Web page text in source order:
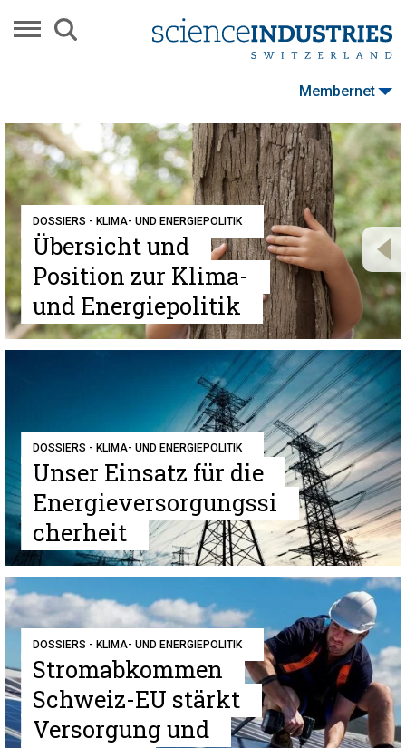
Membernet
DOSSIERS - KLIMA- UND ENERGIEPOLITIK
Übersicht und
Position zur Klima-
und Energiepolitik
DOSSIERS - KLIMA- UND ENERGIEPOLITIK
Unser Einsatz für die
Energieversorgungssi
cherheit
DOSSIERS - KLIMA- UND ENERGIEPOLITIK
Stromabkommen
Schweiz-EU stärkt
Versorgung und